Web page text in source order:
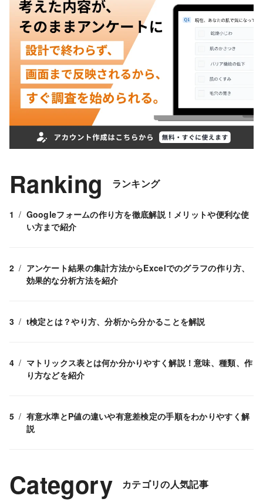
Ranking ランキング
Googleフォームの作り方を徹底解説！メリットや便利な使
い方まで紹介
アンケート結果の集計方法からExcelでのグラフの作り方、
効果的な分析方法を紹介
t検定とは？やり方、分析から分かることを解説
マトリックス表とは何か分かりやすく解説！意味、種類、作
り方などを紹介
有意水準とP値の違いや有意差検定の手順をわかりやすく解
説
Category カテゴリの人気記事